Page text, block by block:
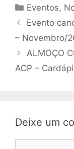
Eventos,
Evento
– Novembro/
ALMOÇO
ACP –
Deixe um